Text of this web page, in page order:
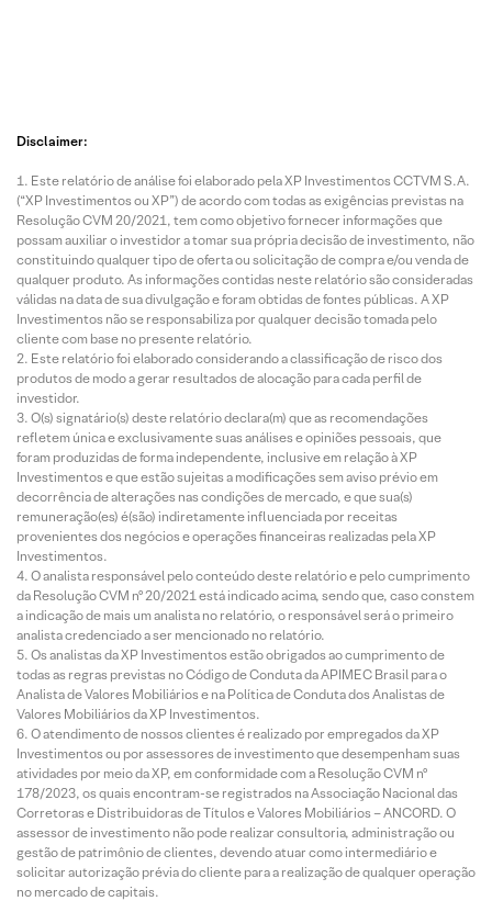
Disclaimer:
Este relatório de análise foi elaborado pela XP Investimentos CCTVM S.A.
(“XP Investimentos ou XP”) de acordo com todas as exigências previstas na
Resolução CVM 20/2021, tem como objetivo fornecer informações que
possam auxiliar o investidor a tomar sua própria decisão de investimento, não
constituindo qualquer tipo de oferta ou solicitação de compra e/ou venda de
qualquer produto. As informações contidas neste relatório são consideradas
válidas na data de sua divulgação e foram obtidas de fontes públicas. A XP
Investimentos não se responsabiliza por qualquer decisão tomada pelo
cliente com base no presente relatório.
Este relatório foi elaborado considerando a classificação de risco dos
produtos de modo a gerar resultados de alocação para cada perfil de
investidor.
O(s) signatário(s) deste relatório declara(m) que as recomendações
refletem única e exclusivamente suas análises e opiniões pessoais, que
foram produzidas de forma independente, inclusive em relação à XP
Investimentos e que estão sujeitas a modificações sem aviso prévio em
decorrência de alterações nas condições de mercado, e que sua(s)
remuneração(es) é(são) indiretamente influenciada por receitas
provenientes dos negócios e operações financeiras realizadas pela XP
Investimentos.
O analista responsável pelo conteúdo deste relatório e pelo cumprimento
da Resolução CVM nº 20/2021 está indicado acima, sendo que, caso constem
a indicação de mais um analista no relatório, o responsável será o primeiro
analista credenciado a ser mencionado no relatório.
Os analistas da XP Investimentos estão obrigados ao cumprimento de
todas as regras previstas no Código de Conduta da APIMEC Brasil para o
Analista de Valores Mobiliários e na Política de Conduta dos Analistas de
Valores Mobiliários da XP Investimentos.
O atendimento de nossos clientes é realizado por empregados da XP
Investimentos ou por assessores de investimento que desempenham suas
atividades por meio da XP, em conformidade com a Resolução CVM nº
178/2023, os quais encontram-se registrados na Associação Nacional das
Corretoras e Distribuidoras de Títulos e Valores Mobiliários – ANCORD. O
assessor de investimento não pode realizar consultoria, administração ou
gestão de patrimônio de clientes, devendo atuar como intermediário e
solicitar autorização prévia do cliente para a realização de qualquer operação
no mercado de capitais.